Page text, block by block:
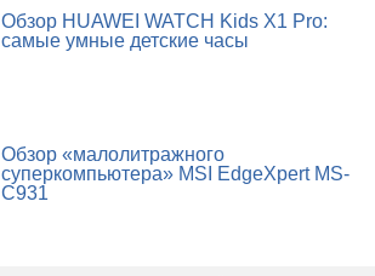
Обзор HUAWEI WATCH Kids X1 Pro:
самые умные детские часы
Обзор «малолитражного
суперкомпьютера» MSI EdgeXpert MS-
C931